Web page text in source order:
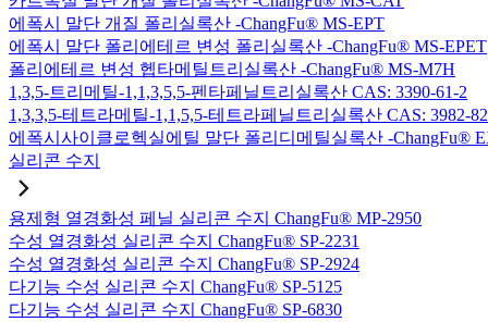
에폭시 말단 개질 폴리실록산 -ChangFu® MS-EPT
에폭시 말단 폴리에테르 변성 폴리실록산 -ChangFu® MS-EPET
폴리에테르 변성 헵타메틸트리실록산 -ChangFu® MS-M7H
1,3,5-트리메틸-1,1,3,5,5-펜타페닐트리실록산 CAS: 3390-61-2
1,3,3,5-테트라메틸-1,1,5,5-테트라페닐트리실록산 CAS: 3982-
에폭시사이클로헥실에틸 말단 폴리디메틸실록산 -ChangFu®
실리콘 수지
용제형 열경화성 페닐 실리콘 수지 ChangFu® MP-2950
수성 열경화성 실리콘 수지 ChangFu® SP-2231
수성 열경화성 실리콘 수지 ChangFu® SP-2924
다기능 수성 실리콘 수지 ChangFu® SP-5125
다기능 수성 실리콘 수지 ChangFu® SP-6830